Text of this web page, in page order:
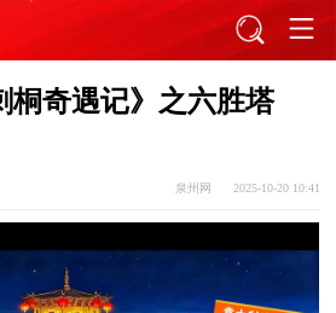
桐奇遇记》之六胜塔
泉州网 2025-10-20 10:41